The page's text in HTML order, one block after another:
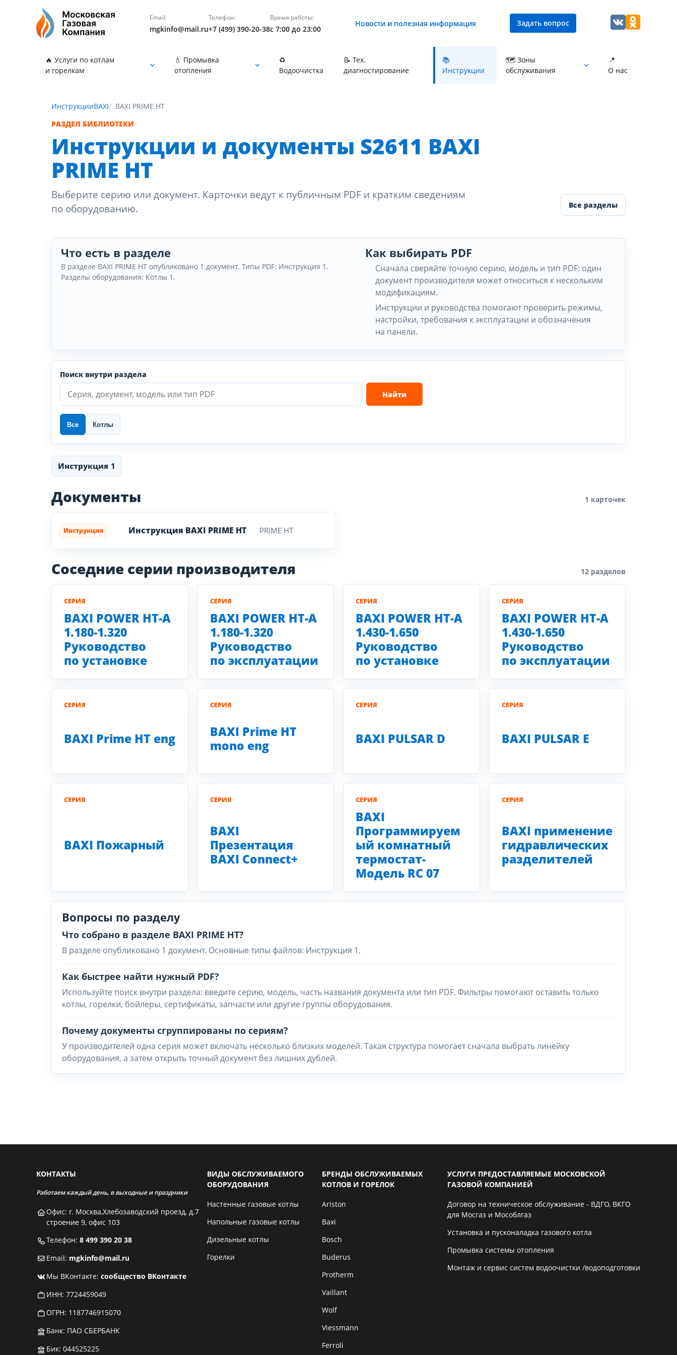
Email:
mgkinfo@mail.ru
Телефон:
+7 (499) 390-20-38
Время работы:
с 7:00 до 23:00
Новости и полезная информация Задать вопрос
🔥 Услуги по котлам
и горелкам
💧 Промывка
отопления
♻️
Водоочистка
📝 Тех.
диагностирование
📚
Инструкции
🗺 Зоны
обслуживания
📍
О нас
ИнструкцииBAXI
BAXI PRIME HT
РАЗДЕЛ БИБЛИОТЕКИ
Инструкции и документы S2611 BAXI
PRIME HT
Выберите серию или документ. Карточки ведут к публичным PDF и кратким сведениям
по оборудованию.
Все разделы
Что есть в разделе
В разделе BAXI PRIME HT опубликовано 1 документ. Типы PDF: Инструкция 1.
Разделы оборудования: Котлы 1.
Как выбирать PDF
Сначала сверяйте точную серию, модель и тип PDF: один
документ производителя может относиться к нескольким
модификациям.
Инструкции и руководства помогают проверить режимы,
настройки, требования к эксплуатации и обозначения
на панели.
Поиск внутри раздела
Найти
Все Котлы
Инструкция 1
Документы 1 карточек
Инструкция Инструкция BAXI PRIME HT PRIME HT
Соседние серии производителя 12 разделов
СЕРИЯ
BAXI POWER HT-A
1.180-1.320
Руководство
по установке
СЕРИЯ
BAXI POWER HT-A
1.180-1.320
Руководство
по эксплуатации
СЕРИЯ
BAXI POWER HT-A
1.430-1.650
Руководство
по установке
СЕРИЯ
BAXI POWER HT-A
1.430-1.650
Руководство
по эксплуатации
СЕРИЯ
BAXI Prime HT eng
СЕРИЯ
BAXI Prime HT
mono eng
СЕРИЯ
BAXI PULSAR D
СЕРИЯ
BAXI PULSAR E
СЕРИЯ
BAXI Пожарный
СЕРИЯ
BAXI
Презентация
BAXI Connect+
СЕРИЯ
BAXI
Программируем
ый комнатный
термостат-
Модель RC 07
СЕРИЯ
BAXI применение
гидравлических
разделителей
Вопросы по разделу
Что собрано в разделе BAXI PRIME HT?
В разделе опубликовано 1 документ. Основные типы файлов: Инструкция 1.
Как быстрее найти нужный PDF?
Используйте поиск внутри раздела: введите серию, модель, часть названия документа или тип PDF. Фильтры помогают оставить только
котлы, горелки, бойлеры, сертификаты, запчасти или другие группы оборудования.
Почему документы сгруппированы по сериям?
У производителей одна серия может включать несколько близких моделей. Такая структура помогает сначала выбрать линейку
оборудования, а затем открыть точный документ без лишних дублей.
КОНТАКТЫ
Работаем каждый день, в выходные и праздники
Офис: г. Москва,Хлебозаводский проезд, д.7
строение 9, офис 103
Телефон: 8 499 390 20 38
Email: mgkinfo@mail.ru
Мы ВКонтакте: сообщество ВКонтакте
ИНН: 7724459049
ОГРН: 1187746915070
Банк: ПАО СБЕРБАНК
Бик: 044525225
ВИДЫ ОБСЛУЖИВАЕМОГО
ОБОРУДОВАНИЯ
Настенные газовые котлы
Напольные газовые котлы
Дизельные котлы
Горелки
БРЕНДЫ ОБСЛУЖИВАЕМЫХ
КОТЛОВ И ГОРЕЛОК
Ariston
Baxi
Bosch
Buderus
Protherm
Vaillant
Wolf
Viessmann
Ferroli
УСЛУГИ ПРЕДОСТАВЛЯЕМЫЕ МОСКОВСКОЙ
ГАЗОВОЙ КОМПАНИЕЙ
Договор на техническое обслуживание - ВДГО, ВКГО
для Мосгаз и Мособлгаз
Установка и пусконаладка газового котла
Промывка системы отопления
Монтаж и сервис систем водоочистки /водоподготовки